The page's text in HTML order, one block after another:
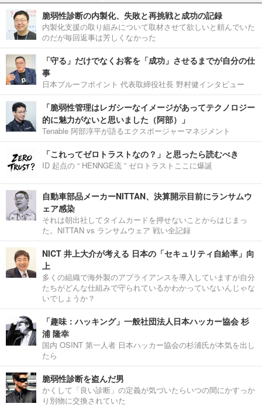
脆弱性診断の内製化、失敗と再挑戦と成功の記録
内製化支援の取り組みについて取材させて欲しいと頼んでいた
のだが毎回返事は芳しくなかった
「守る」だけでなくお客を「成功」させるまでが自分の仕
事
日本プルーフポイント 代表取締役社長 野村健インタビュー
「脆弱性管理はレガシーなイメージがあってテクノロジー
的に魅力がないと思いました（阿部）」
Tenable 阿部淳平が語るエクスポージャーマネジメント
「これってゼロトラストなの？」と思ったら読むべき
ID 起点の “ HENNGE流 ” ゼロトラストここに爆誕
自動車部品メーカーNITTAN、決算開示目前にランサムウ
ェア感染
それは朝出社してタイムカードを押せないことからはじまっ
た。NITTAN vs ランサムウェア 戦い全記録
NICT 井上大介が考える 日本の「セキュリティ自給率」向
上
多くの組織で海外製のアプライアンスを導入していますが自分
たちがどんな仕組みで守られているかわかっていないんじゃな
いでしょうか？
「趣味：ハッキング」一般社団法人日本ハッカー協会 杉
浦 隆幸
国内 OSINT 第一人者 日本ハッカー協会の杉浦氏が本気を出し
たら
脆弱性診断を盗んだ男
かくして「良い診断」の定義が気づいたらいつの間にかすっか
り別物に交換されていた